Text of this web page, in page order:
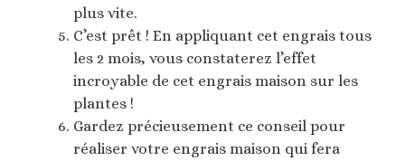
plus vite.
C’est prêt ! En appliquant cet engrais tous
les 2 mois, vous constaterez l’effet
incroyable de cet engrais maison sur les
plantes !
Gardez précieusement ce conseil pour
réaliser votre engrais maison qui fera